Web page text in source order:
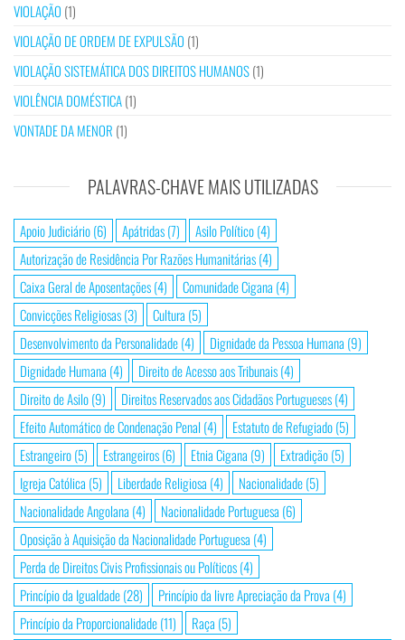
VIOLAÇÃO (1)
VIOLAÇÃO DE ORDEM DE EXPULSÃO (1)
VIOLAÇÃO SISTEMÁTICA DOS DIREITOS HUMANOS(1)
VIOLÊNCIA DOMÉSTICA(1)
VONTADE DA MENOR (1)
PALAVRAS-CHAVE MAIS UTILIZADAS
Apoio Judiciário(6) Apátridas(7) Asilo Político(4)
Autorização de Residência Por Razões Humanitárias(4)
Caixa Geral de Aposentações(4) Comunidade Cigana (4)
Convicções Religiosas(3) Cultura (5)
Desenvolvimento da Personalidade(4) Dignidade da Pessoa Humana (9)
Dignidade Humana (4) Direito de Acesso aos Tribunais(4)
Direito de Asilo(9) Direitos Reservados aos Cidadãos Portugueses(4)
Efeito Automático de Condenação Penal (4) Estatuto de Refugiado(5)
Estrangeiro(5) Estrangeiros(6) Etnia Cigana (9) Extradição(5)
Igreja Católica (5) Liberdade Religiosa (4) Nacionalidade(5)
Nacionalidade Angolana (4) Nacionalidade Portuguesa (6)
Oposição à Aquisição da Nacionalidade Portuguesa (4)
Perda de Direitos Civis Profissionais ou Políticos(4)
Princípio da Igualdade(28) Princípio da livre Apreciação da Prova (4)
Princípio da Proporcionalidade(11) Raça (5)